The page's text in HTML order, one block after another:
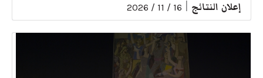
إعلان النتائج 16 / 11 / 2026